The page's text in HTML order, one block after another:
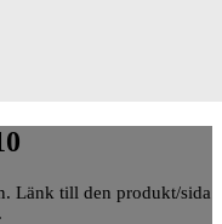
Länk till den produkt/sida